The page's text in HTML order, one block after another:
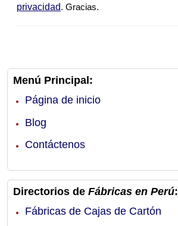
privacidad. Gracias.
Menú Principal:
Página de inicio
Blog
Contáctenos
Directorios de Fábricas en Perú:
Fábricas de Cajas de Cartón